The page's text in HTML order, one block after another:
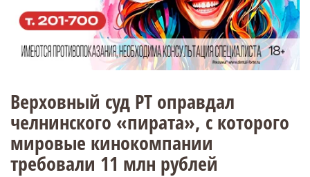
Верховный суд РТ оправдал
челнинского «пирата», с которого
мировые кинокомпании
требовали 11 млн рублей